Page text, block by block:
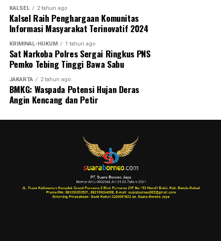
KALSEL 2 tahun ago
Kalsel Raih Penghargaan Komunitas
Informasi Masyarakat Terinovatif 2024
KRIMINAL-HUKUM 1 tahun ago
Sat Narkoba Polres Sergai Ringkus PNS
Pemko Tebing Tinggi Bawa Sabu
JAKARTA 2 tahun ago
BMKG: Waspada Potensi Hujan Deras
Angin Kencang dan Petir